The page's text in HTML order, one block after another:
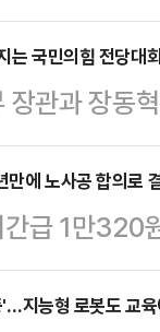
의구심 가득
에 대한 반
지만, 혁신
데다, 핵심
라앉지 않고
민과 당원
는 국민의힘 전당
장관과 장동
당대회 판
향을 미칠 수
위원을 따
후보들 간
측이다.장
에 노사공 합의로
간급 1만
근무 기준
이후 17년만
지능형 로봇도 교